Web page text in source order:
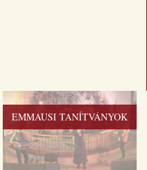
EMMAUSI TANÍTVÁNYOK